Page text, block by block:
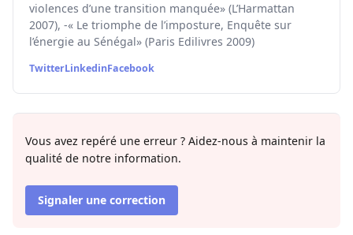
violences d’une transition manquée» (L’Harmattan
2007), -« Le triomphe de l’imposture, Enquête sur
l’énergie au Sénégal» (Paris Edilivres 2009)
TwitterLinkedinFacebook
Vous avez repéré une erreur ? Aidez-nous à maintenir la
qualité de notre information.
Signaler une correction